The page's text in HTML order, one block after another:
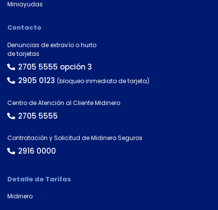
número
cuenta
de
tarjeta*
País
Miniayudas
Contacto
Denuncias de extravío o hurto
de tarjetas
2705 5555 opción 3
2905 0123 (bloqueo inmediato de tarjeta)
Centro de Atención al Cliente Midinero
2705 5555
Contratación y Solicitud de Midinero Seguros
2916 0000
Detalle de Tarifas
Midinero